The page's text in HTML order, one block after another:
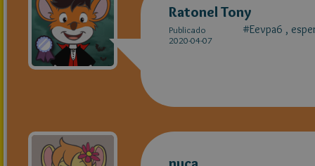
Ratonel Tony
Publicado
2020-04-07
#Eevpa6 ,